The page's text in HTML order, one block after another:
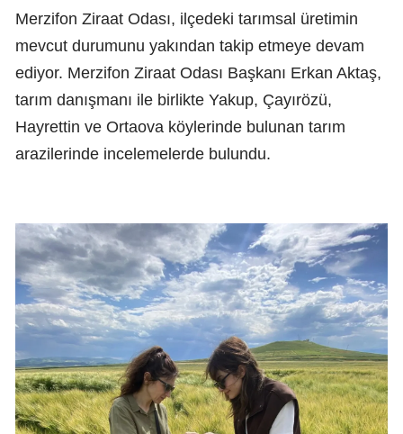
Merzifon Ziraat Odası, ilçedeki tarımsal üretimin
mevcut durumunu yakından takip etmeye devam
ediyor. Merzifon Ziraat Odası Başkanı Erkan Aktaş,
tarım danışmanı ile birlikte Yakup, Çayırözü,
Hayrettin ve Ortaova köylerinde bulunan tarım
arazilerinde incelemelerde bulundu.